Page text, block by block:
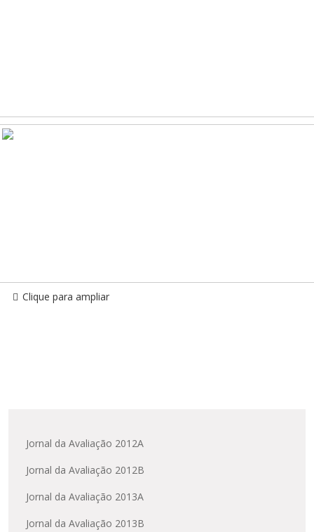
Clique para ampliar
Jornal da Avaliação 2012A
Jornal da Avaliação 2012B
Jornal da Avaliação 2013A
Jornal da Avaliação 2013B